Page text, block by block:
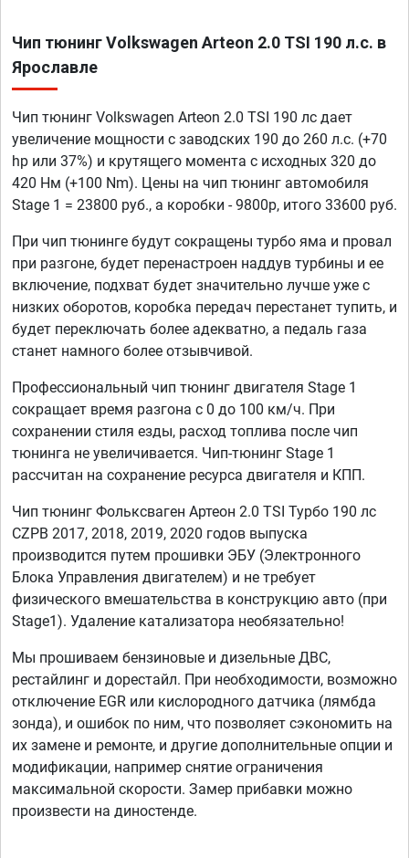
Чип тюнинг Volkswagen Arteon 2.0 TSI 190 л.с. в
Ярославле
Чип тюнинг Volkswagen Arteon 2.0 TSI 190 лс дает
увеличение мощности с заводских 190 до 260 л.с. (+70
hp или 37%) и крутящего момента с исходных 320 до
420 Нм (+100 Nm). Цены на чип тюнинг автомобиля
Stage 1 = 23800 руб., а коробки - 9800р, итого 33600 руб.
При чип тюнинге будут сокращены турбо яма и провал
при разгоне, будет перенастроен наддув турбины и ее
включение, подхват будет значительно лучше уже с
низких оборотов, коробка передач перестанет тупить, и
будет переключать более адекватно, а педаль газа
станет намного более отзывчивой.
Профессиональный чип тюнинг двигателя Stage 1
сокращает время разгона с 0 до 100 км/ч. При
сохранении стиля езды, расход топлива после чип
тюнинга не увеличивается. Чип-тюнинг Stage 1
рассчитан на сохранение ресурса двигателя и КПП.
Чип тюнинг Фольксваген Артеон 2.0 TSI Турбо 190 лс
CZPB 2017, 2018, 2019, 2020 годов выпуска
производится путем прошивки ЭБУ (Электронного
Блока Управления двигателем) и не требует
физического вмешательства в конструкцию авто (при
Stage1). Удаление катализатора необязательно!
Мы прошиваем бензиновые и дизельные ДВС,
рестайлинг и дорестайл. При необходимости, возможно
отключение EGR или кислородного датчика (лямбда
зонда), и ошибок по ним, что позволяет сэкономить на
их замене и ремонте, и другие дополнительные опции и
модификации, например снятие ограничения
максимальной скорости. Замер прибавки можно
произвести на диностенде.